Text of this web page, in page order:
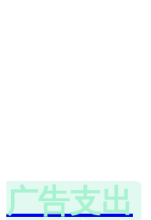
广告支出